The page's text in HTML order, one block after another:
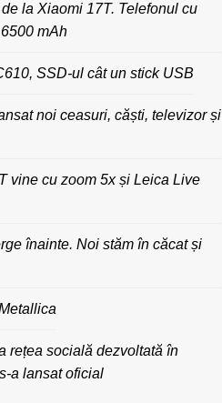
la Xiaomi 17T. Telefonul cu
mAh
SSD-ul cât un stick USB
noi ceasuri, căști, televizor și
vine cu zoom 5x și Leica Live
înainte. Noi stăm în căcat și
rețea socială dezvoltată în
a lansat oficial